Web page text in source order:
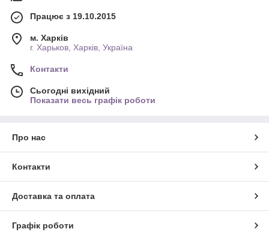
Працює з 19.10.2015
м. Харків
г. Харьков, Харків, Україна
Контакти
Сьогодні вихідний
Показати весь графік роботи
Про нас
Контакти
Доставка та оплата
Графік роботи